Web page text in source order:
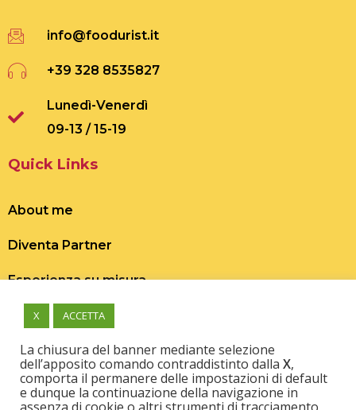
info@foodurist.it
+39 328 8535827
Lunedì-Venerdì
09-13 / 15-19
Quick Links
About me
Diventa Partner
Esperienza su misura
Scopri, prenota o regala esperienze uniche,
X ACCETTA
La chiusura del banner mediante selezione
dell’apposito comando contraddistinto dalla X,
comporta il permanere delle impostazioni di default
e dunque la continuazione della navigazione in